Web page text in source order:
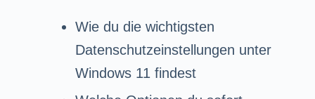
Wie du die wichtigsten
Datenschutzeinstellungen unter
Windows 11 findest